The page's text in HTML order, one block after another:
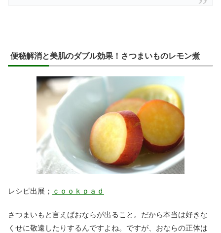
便秘解消と美肌のダブル効果！さつまいものレモン煮
レシピ出展； ｃｏｏｋｐａｄ
さつまいもと言えばおならが出ること。だから本当は好きな
くせに敬遠したりするんですよね。ですが、おならの正体は